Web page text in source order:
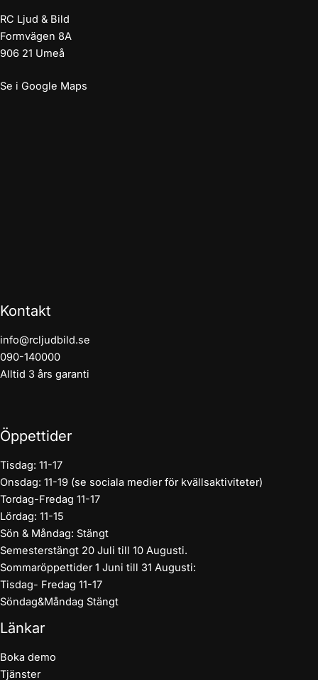
RC Ljud & Bild
Formvägen 8A
906 21 Umeå
Se i Google Maps
Kontakt
info@rcljudbild.se
090-140000
Alltid 3 års garanti
Öppettider
Tisdag: 11-17
Onsdag: 11-19 (se sociala medier för kvällsaktiviteter)
Tordag-Fredag 11-17
Lördag: 11-15
Sön & Måndag: Stängt
Semesterstängt 20 Juli till 10 Augusti.
Sommaröppettider 1 Juni till 31 Augusti:
Tisdag- Fredag 11-17
Söndag&Måndag Stängt
Länkar
Boka demo
Tjänster